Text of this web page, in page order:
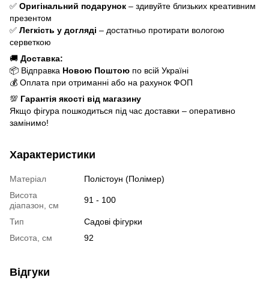
✅ Оригінальний подарунок – здивуйте близьких креативним
презентом
✅ Легкість у догляді – достатньо протирати вологою
серветкою
🚚 Доставка:
📦 Відправка Новою Поштою по всій Україні
💰 Оплата при отриманні або на рахунок ФОП
💯 Гарантія якості від магазину
Якщо фігура пошкодиться під час доставки – оперативно
замінимо!
Характеристики
Матеріал
Полістоун (Полімер)
Висота
діапазон, см
91 - 100
Тип
Садові фігурки
Висота, см
92
Відгуки